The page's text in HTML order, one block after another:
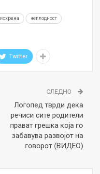
исхрана неплодност
Twitter
СЛЕДНО
Логопед тврди дека
речиси сите родители
прават грешка која го
забавува развојот на
говорот (ВИДЕО)